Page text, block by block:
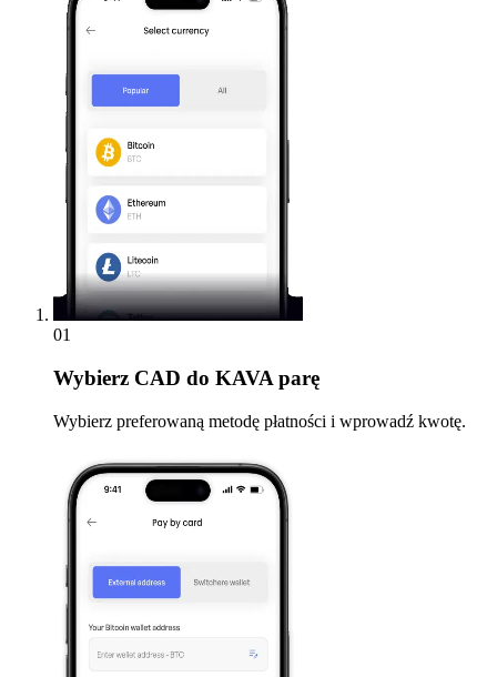
01
Wybierz CAD do KAVA parę
Wybierz preferowaną metodę płatności i wprowadź kwotę.